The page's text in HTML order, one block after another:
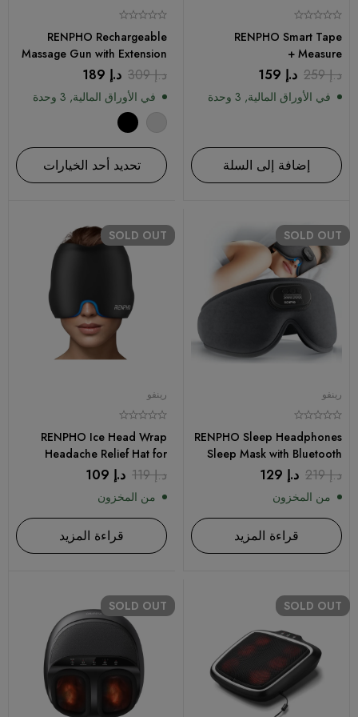
RENPHO Smart Tape
Measure +
د.إ259 د.إ
في الأوراق المالية, 3 وحدة
إضافة إلى السلة
RENPHO Rechargeable
Massage Gun with Extension
Handle
د.إ309 د.إ
في الأوراق المالية, 3 وحدة
تحديد أحد الخيارات
SOLD OUT
رينفو
RENPHO Sleep Headphones
Sleep Mask with Bluetooth
Headphones
د.إ219 د.إ
من المخزون
قراءة المزيد
SOLD OUT
رينفو
RENPHO Ice Head Wrap
Headache Relief Hat for
Migraine
د.إ119 د.إ
من المخزون
قراءة المزيد
SOLD OUT
SOLD OUT